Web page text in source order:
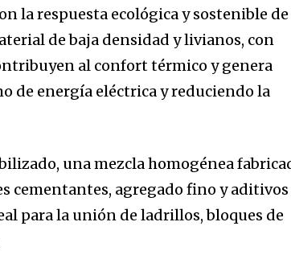
la respuesta ecológica y sostenible de
de baja densidad y livianos, con
al confort térmico y genera
de energía eléctrica y reduciendo la
una mezcla homogénea
cementantes, agregado fino y aditivos
para la unión de ladrillos, bloques de